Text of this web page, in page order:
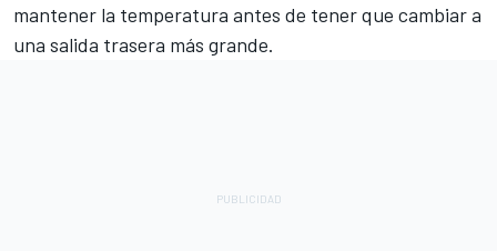
mantener la temperatura antes de tener que cambiar a
una salida trasera más grande.